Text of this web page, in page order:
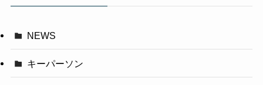
NEWS
キーパーソン